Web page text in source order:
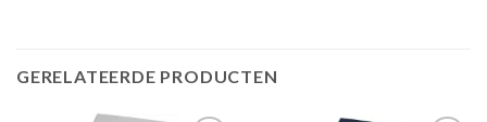
GERELATEERDE PRODUCTEN